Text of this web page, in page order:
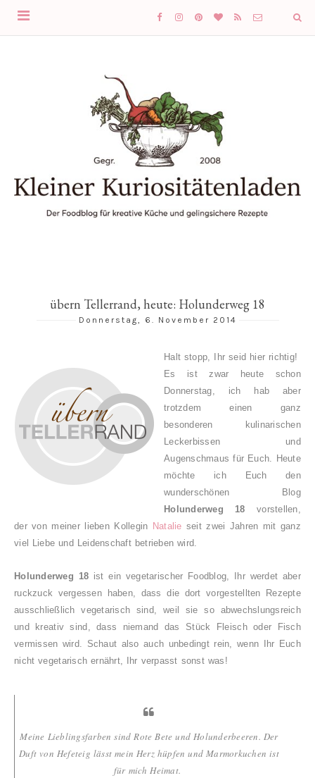
übern Tellerrand, heute: Holunderweg 18
Donnerstag, 6. November 2014
Halt stopp, Ihr seid hier richtig!
Es ist zwar heute schon
Donnerstag, ich hab aber
trotzdem einen ganz
besonderen kulinarischen
Leckerbissen und
Augenschmaus für Euch. Heute
möchte ich Euch den
wunderschönen Blog
Holunderweg 18 vorstellen,
der von meiner lieben Kollegin Natalie seit zwei Jahren mit ganz
viel Liebe und Leidenschaft betrieben wird.
Holunderweg 18 ist ein vegetarischer Foodblog, Ihr werdet aber
ruckzuck vergessen haben, dass die dort vorgestellten Rezepte
ausschließlich vegetarisch sind, weil sie so abwechslungsreich
und kreativ sind, dass niemand das Stück Fleisch oder Fisch
vermissen wird. Schaut also auch unbedingt rein, wenn Ihr Euch
nicht vegetarisch ernährt, Ihr verpasst sonst was!
Meine Lieblingsfarben sind Rote Bete und Holunderbeeren. Der
Duft von Hefeteig lässt mein Herz hüpfen und Marmorkuchen ist
für mich Heimat.